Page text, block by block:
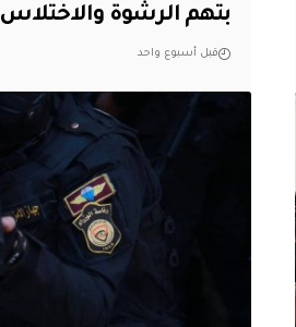
بتهم الرشوة والاختلاس
قبل أسبوع واحد